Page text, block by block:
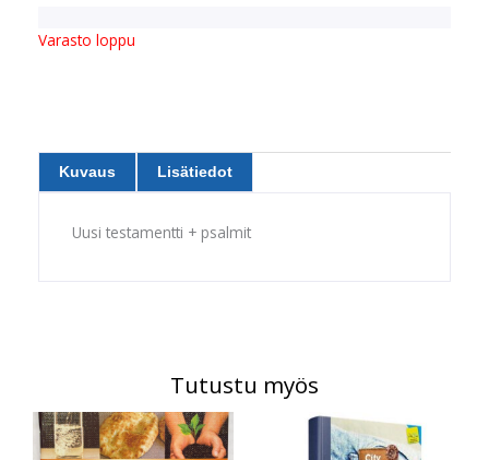
Varasto loppu
Kuvaus Lisätiedot
Uusi testamentti + psalmit
Tutustu myös